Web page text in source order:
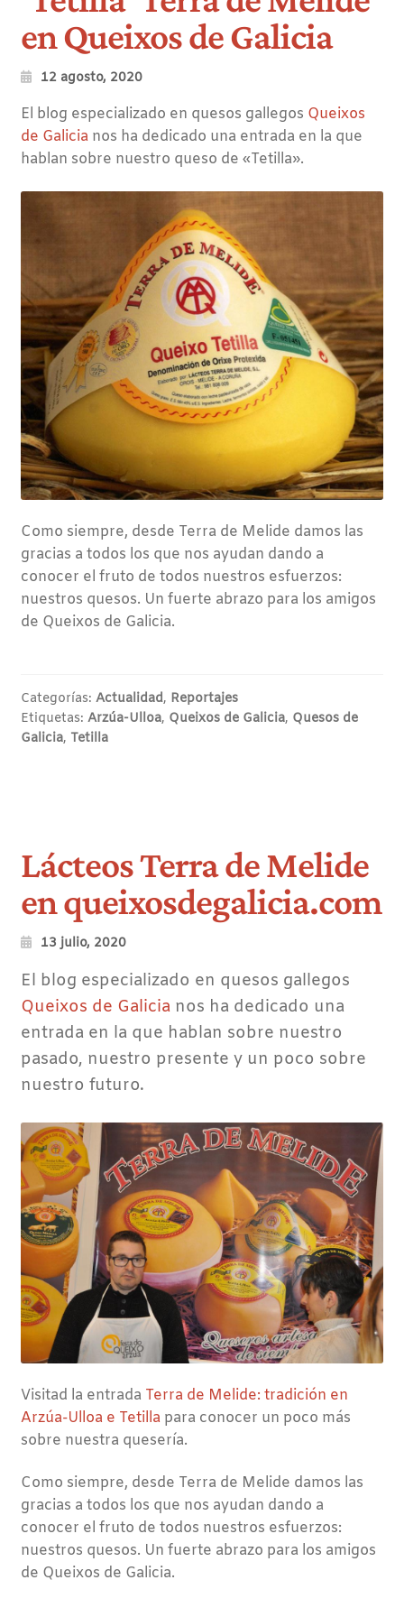
en Queixos de Galicia
12 agosto, 2020
El blog especializado en quesos gallegos Queixos
de Galicianos ha dedicado una entrada en la que
hablan sobre nuestro queso de «Tetilla».
Como siempre, desde Terra de Melide damos las
gracias a todos los que nos ayudan dando a
conocer el fruto de todos nuestros esfuerzos:
nuestros quesos. Un fuerte abrazo para los amigos
de Queixos de Galicia.
Categorías: Actualidad, Reportajes
Etiquetas: Arzúa-Ulloa, Queixos de Galicia, Quesos de
Galicia, Tetilla
Lácteos Terra de Melide
en queixosdegalicia.com
13 julio, 2020
El blog especializado en quesos gallegos
Queixos de Galicianos ha dedicado una
entrada en la que hablan sobre nuestro
pasado, nuestro presente y un poco sobre
nuestro futuro.
Visitad la entrada Terra de Melide: tradición en
Arzúa-Ulloa e Tetillapara conocer un poco más
sobre nuestra quesería.
Como siempre, desde Terra de Melide damos las
gracias a todos los que nos ayudan dando a
conocer el fruto de todos nuestros esfuerzos:
nuestros quesos. Un fuerte abrazo para los amigos
de Queixos de Galicia.